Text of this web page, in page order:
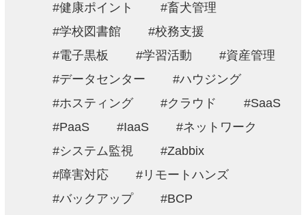
健康ポイント
畜犬管理
学校図書館
校務支援
電子黒板
学習活動
資産管理
データセンター
ハウジング
ホスティング
クラウド
SaaS
PaaS
IaaS
ネットワーク
システム監視
Zabbix
障害対応
リモートハンズ
バックアップ
BCP